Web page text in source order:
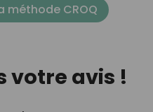
méthode CROQ
votre avis !